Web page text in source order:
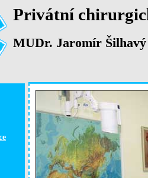
Privátní
MUDr. Jaromír Šilhavý